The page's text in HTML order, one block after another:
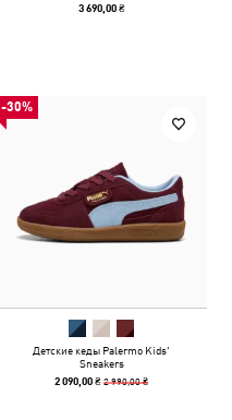
3 690,00 ₴
-30%
Детские кеды Palermo Kids'
Sneakers
2 090,00 ₴2 990,00 ₴